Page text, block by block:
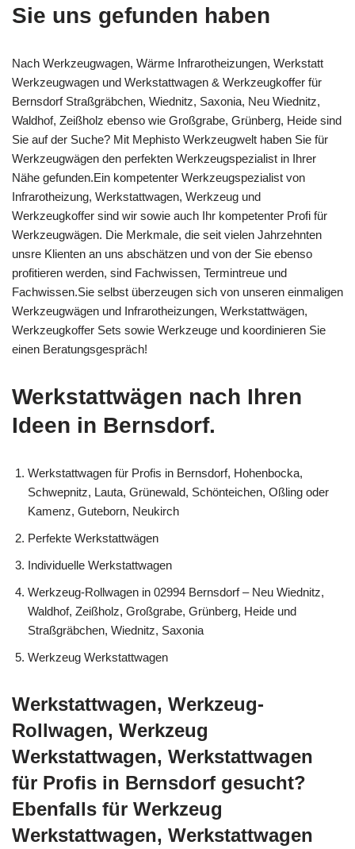
Sie uns gefunden haben
Nach Werkzeugwagen, Wärme Infrarotheizungen, Werkstatt
Werkzeugwagen und Werkstattwagen & Werkzeugkoffer für
Bernsdorf Straßgräbchen, Wiednitz, Saxonia, Neu Wiednitz,
Waldhof, Zeißholz ebenso wie Großgrabe, Grünberg, Heide sind
Sie auf der Suche? Mit Mephisto Werkzeugwelt haben Sie für
Werkzeugwägen den perfekten Werkzeugspezialist in Ihrer
Nähe gefunden.Ein kompetenter Werkzeugspezialist von
Infrarotheizung, Werkstattwagen, Werkzeug und
Werkzeugkoffer sind wir sowie auch Ihr kompetenter Profi für
Werkzeugwägen. Die Merkmale, die seit vielen Jahrzehnten
unsre Klienten an uns abschätzen und von der Sie ebenso
profitieren werden, sind Fachwissen, Termintreue und
Fachwissen.Sie selbst überzeugen sich von unseren einmaligen
Werkzeugwägen und Infrarotheizungen, Werkstattwägen,
Werkzeugkoffer Sets sowie Werkzeuge und koordinieren Sie
einen Beratungsgespräch!
Werkstattwägen nach Ihren
Ideen in Bernsdorf.
Werkstattwagen für Profis in Bernsdorf, Hohenbocka,
Schwepnitz, Lauta, Grünewald, Schönteichen, Oßling oder
Kamenz, Guteborn, Neukirch
Perfekte Werkstattwägen
Individuelle Werkstattwagen
Werkzeug-Rollwagen in 02994 Bernsdorf – Neu Wiednitz,
Waldhof, Zeißholz, Großgrabe, Grünberg, Heide und
Straßgräbchen, Wiednitz, Saxonia
Werkzeug Werkstattwagen
Werkstattwagen, Werkzeug-
Rollwagen, Werkzeug
Werkstattwagen, Werkstattwagen
für Profis in Bernsdorf gesucht?
Ebenfalls für Werkzeug
Werkstattwagen, Werkstattwagen